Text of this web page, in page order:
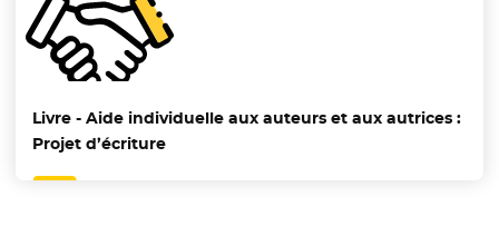
Livre - Aide individuelle aux auteurs et aux autrices :
Projet d’écriture